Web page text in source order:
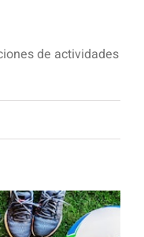
de actividades